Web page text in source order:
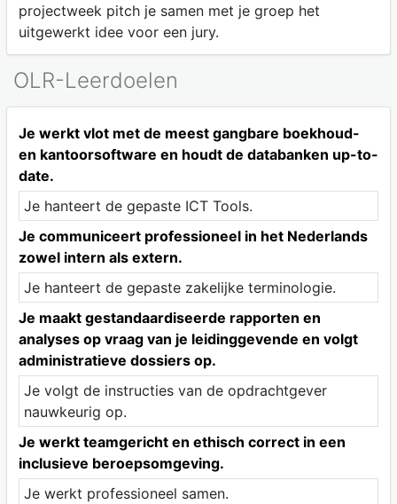
projectweek pitch je samen met je groep het
uitgewerkt idee voor een jury.
OLR-Leerdoelen
Je werkt vlot met de meest gangbare boekhoud-
en kantoorsoftware en houdt de databanken up-to-
date.
Je hanteert de gepaste ICT Tools.
Je communiceert professioneel in het Nederlands
zowel intern als extern.
Je hanteert de gepaste zakelijke terminologie.
Je maakt gestandaardiseerde rapporten en
analyses op vraag van je leidinggevende en volgt
administratieve dossiers op.
Je volgt de instructies van de opdrachtgever
nauwkeurig op.
Je werkt teamgericht en ethisch correct in een
inclusieve beroepsomgeving.
Je werkt professioneel samen.